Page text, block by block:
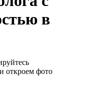
в
откроем фото